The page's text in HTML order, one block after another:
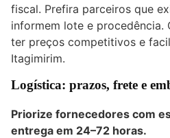
fiscal. Prefira parceiros que
informem lote e procedência.
ter preços competitivos e
Itagimirim.
Logística: prazos, frete e
Priorize fornecedores com
entrega em 24–72 horas.